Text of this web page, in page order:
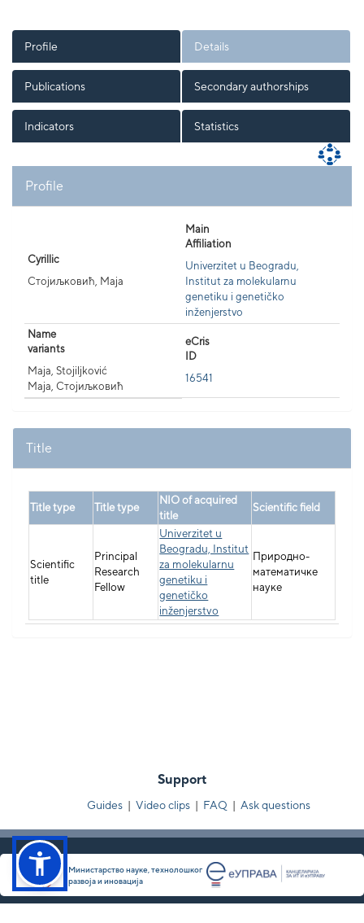
Profile Details
Publications Secondary authorships
Indicators Statistics
Profile
Cyrillic
Стојиљковић, Маја
Main
Affiliation
Univerzitet u Beogradu,
Institut za molekularnu
genetiku i genetičko
inženjerstvo
Name
variants
Maja, Stojiljković
Маја, Стојиљковић
eCris
ID
16541
Title
Title type Title type
NIO of acquired
title
Scientific field
Scientific
title
Principal
Research
Fellow
Univerzitet u
Beogradu, Institut
za molekularnu
genetiku i
genetičko
inženjerstvo
Природно-
математичке
науке
Support
Guides | Video clips | FAQ | Ask questions
Министарство науке, технолошког
развоја и иновација